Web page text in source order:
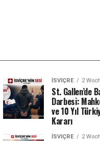
İSVIÇRE 2
St. Gallen’de
Darbesi:
ve 10 Yıl
Kararı
İSVIÇRE 2